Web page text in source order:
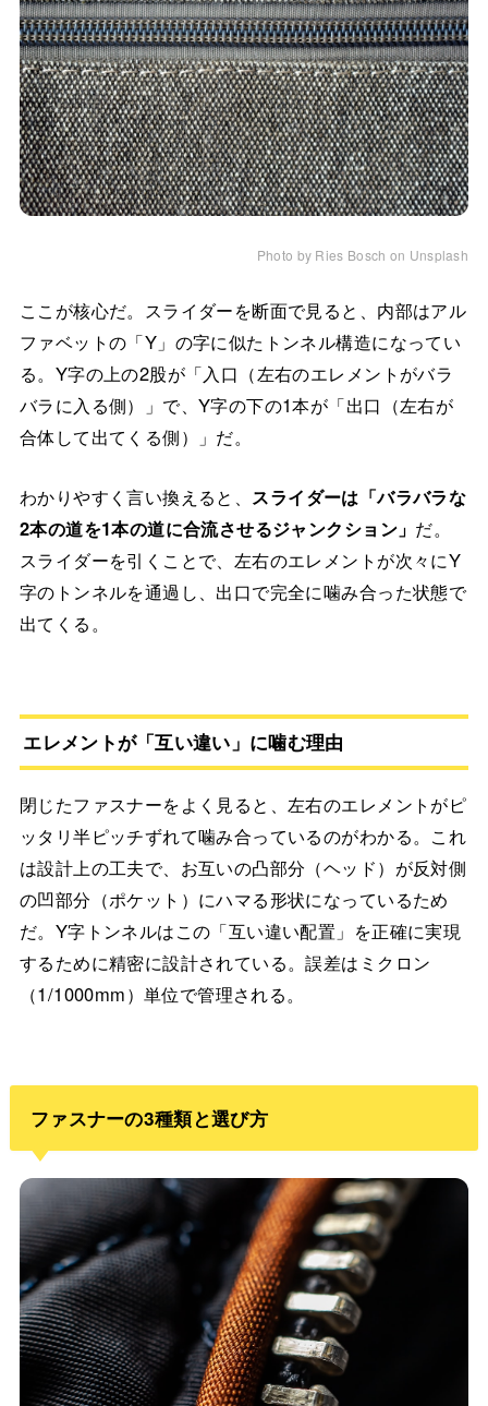
Photo by Ries Bosch on Unsplash
ここが核心だ。スライダーを断面で見ると、内部はアル
ファベットの「Y」の字に似たトンネル構造になってい
る。Y字の上の2股が「入口（左右のエレメントがバラ
バラに入る側）」で、Y字の下の1本が「出口（左右が
合体して出てくる側）」だ。
わかりやすく言い換えると、 スライダーは「バラバラな
2本の道を1本の道に合流させるジャンクション」 だ。
スライダーを引くことで、左右のエレメントが次々にY
字のトンネルを通過し、出口で完全に噛み合った状態で
出てくる。
エレメントが「互い違い」に噛む理由
閉じたファスナーをよく見ると、左右のエレメントがピ
ッタリ半ピッチずれて噛み合っているのがわかる。これ
は設計上の工夫で、お互いの凸部分（ヘッド）が反対側
の凹部分（ポケット）にハマる形状になっているため
だ。Y字トンネルはこの「互い違い配置」を正確に実現
するために精密に設計されている。誤差はミクロン
（1/1000mm）単位で管理される。
ファスナーの3種類と選び方